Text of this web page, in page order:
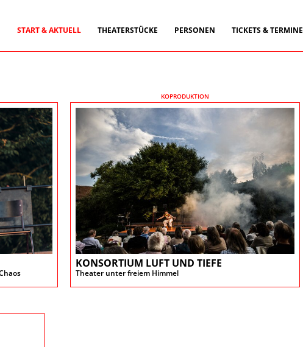
START & AKTUELL THEATERSTÜCKE PERSONEN TICKETS & TERMINE
KOPRODUKTION
KONSORTIUM LUFT UND TIEFE
Theater unter freiem Himmel